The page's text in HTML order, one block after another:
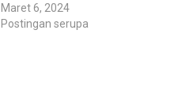
Maret 6, 2024
Postingan serupa